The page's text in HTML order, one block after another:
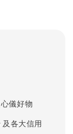
儀好物
各大信用